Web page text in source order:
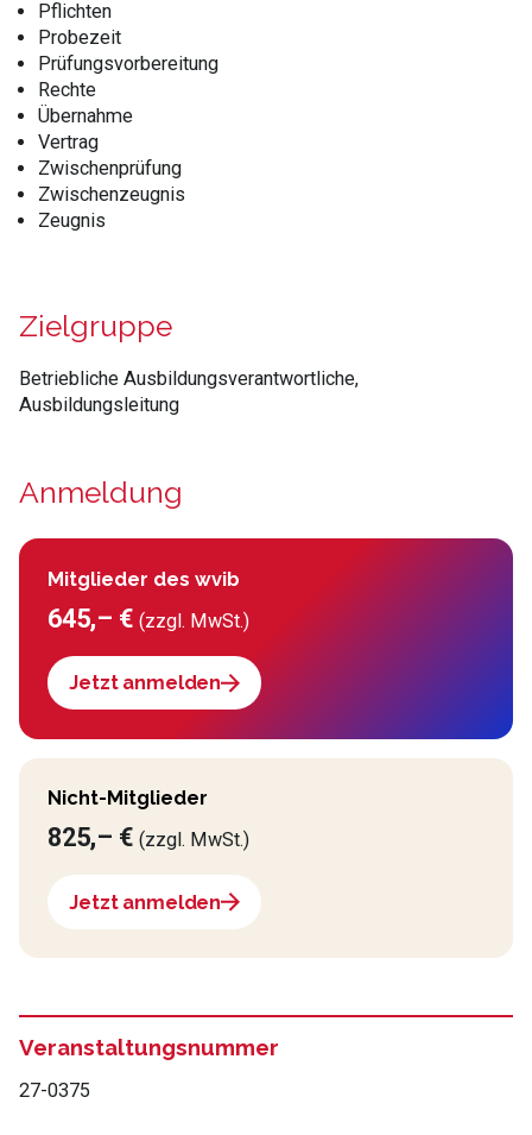
Pflichten
Probezeit
Prüfungsvorbereitung
Rechte
Übernahme
Vertrag
Zwischenprüfung
Zwischenzeugnis
Zeugnis
Zielgruppe
Betriebliche Ausbildungsverantwortliche,
Ausbildungsleitung
Anmeldung
Mitglieder des wvib
645,– €(zzgl. MwSt.)
Jetzt anmelden
Nicht-Mitglieder
825,– €(zzgl. MwSt.)
Jetzt anmelden
Veranstaltungsnummer
27-0375